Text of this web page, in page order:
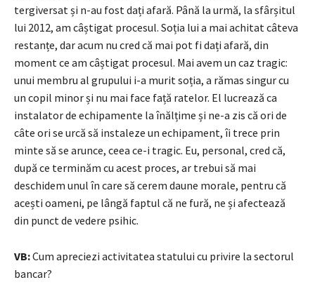
tergiversat și n-au fost dați afară. Până la urmă, la sfârșitul
lui 2012, am câștigat procesul. Soția lui a mai achitat câteva
restanțe, dar acum nu cred că mai pot fi dați afară, din
moment ce am câștigat procesul. Mai avem un caz tragic:
unui membru al grupului i-a murit soția, a rămas singur cu
un copil minor și nu mai face față ratelor. El lucrează ca
instalator de echipamente la înălțime și ne-a zis că ori de
câte ori se urcă să instaleze un echipament, îi trece prin
minte să se arunce, ceea ce-i tragic. Eu, personal, cred că,
după ce terminăm cu acest proces, ar trebui să mai
deschidem unul în care să cerem daune morale, pentru că
acești oameni, pe lângă faptul că ne fură, ne și afectează
din punct de vedere psihic.
VB:Cum apreciezi activitatea statului cu privire la sectorul
bancar?